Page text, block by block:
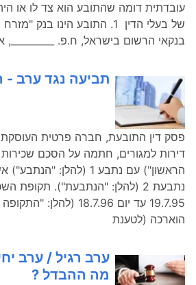
של בעלי הדין 1. התובע הינו
בנקאי הרשום בישראל, ח.פ.
תביעה נגד ערב -
פסק דין התובעת, חברה פרטית
הראשון") עם נתבע 1 (להלן:
נתבעת 2 (להלן: "הנתבעת"). תקופת
19.7.95 עד יום 18.7.96
הוארכה (לטענת
ערב רגיל / ערב
מה ההבדל ?